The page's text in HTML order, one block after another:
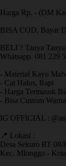
Harga Rp. - (DM
BISA COD, Bayar
BELI ? Tanya
Whatsapp. 081 229
- Material Kayu
- Cat Halus, Rapi
- Harga Termasuk
- Bisa Custom Warna
IG OFFICIAL :
📍 Lokasi :
Desa Sekuro RT 08/
Kec. Mlonggo -